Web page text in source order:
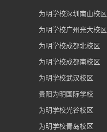
为明学校深圳南山校区
为明学校广州光大校区
为明学校成都北校区
为明学校成都南校区
为明学校武汉校区
贵阳为明国际学校
为明学校光谷校区
为明学校青岛校区